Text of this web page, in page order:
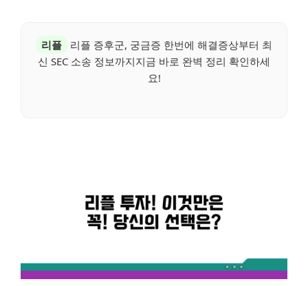
리플
리플 증후군, 궁금증 한번에 해결증상부터 최
신 SEC 소송 정보까지지금 바로 완벽 정리 확인하세
요!